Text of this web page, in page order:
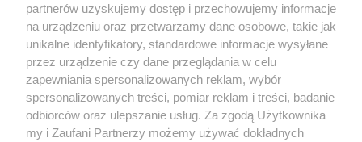
O FIRMIE POLITYKA PRYWATNOŚCI HOSTING
REKLAMA WSPÓŁPRACA RSS FACEBOOK KONTAKT
partnerów uzyskujemy dostęp i przechowujemy informacje
na urządzeniu oraz przetwarzamy dane osobowe, takie jak
unikalne identyfikatory, standardowe informacje wysyłane
przez urządzenie czy dane przeglądania w celu
zapewniania spersonalizowanych reklam, wybór
spersonalizowanych treści, pomiar reklam i treści, badanie
odbiorców oraz ulepszanie usług. Za zgodą Użytkownika
my i Zaufani Partnerzy możemy używać dokładnych